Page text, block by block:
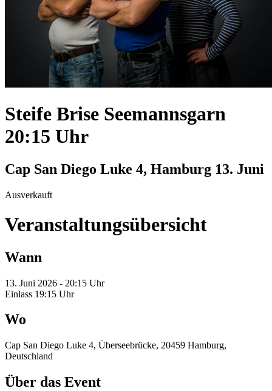
Steife Brise Seemannsgarn
20:15 Uhr
Cap San Diego Luke 4, Hamburg 13. Juni
Ausverkauft
Veranstaltungsübersicht
Wann
13. Juni 2026 - 20:15 Uhr
Einlass 19:15 Uhr
Wo
Cap San Diego Luke 4, Überseebrücke, 20459 Hamburg,
Deutschland
Über das Event